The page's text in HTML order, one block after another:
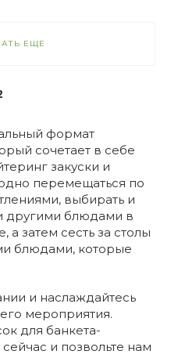
ЕЩЕ
формат
сочетает в себе
закуски и
перемещаться по
выбирать и
другими блюдами в
затем сесть за столы
блюдами, которые
и наслаждайтесь
мероприятия.
для банкета-
и позвольте нам